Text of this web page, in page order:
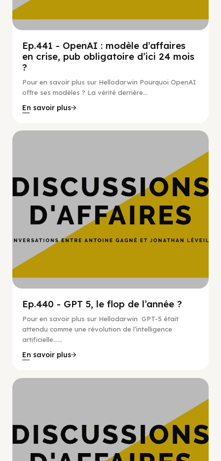
Ep.441 - OpenAI : modèle d’affaires
en crise, pub obligatoire d’ici 24 mois
?
Pour en savoir plus sur Hellodarwin Pourquoi OpenAI
offre ses modèles ? La vérité derrière...
En savoir plus
Ep.440 - GPT 5, le flop de l’année ?
Pour en savoir plus sur Hellodarwin GPT-5 était
attendu comme une révolution de l’intelligence
artificielle…...
En savoir plus